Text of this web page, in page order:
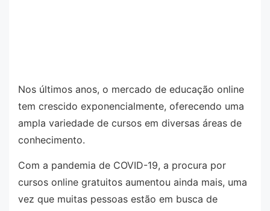
Nos últimos anos, o mercado de educação online
tem crescido exponencialmente, oferecendo uma
ampla variedade de cursos em diversas áreas de
conhecimento.
Com a pandemia de COVID-19, a procura por
cursos online gratuitos aumentou ainda mais, uma
vez que muitas pessoas estão em busca de